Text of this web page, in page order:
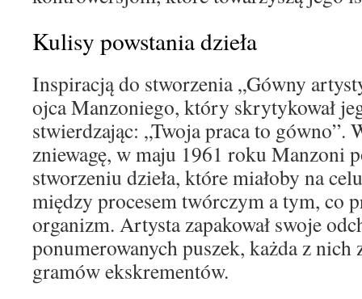
Kulisy powstania dzieła
Inspiracją do stworzenia „Gówny
ojca Manzoniego, który skrytykował
stwierdzając: „Twoja praca to gówno”.
zniewagę, w maju 1961 roku Manzoni
stworzeniu dzieła, które miałoby na
między procesem twórczym a tym, co
organizm. Artysta zapakował swoje
ponumerowanych puszek, każda z nich
gramów ekskrementów.